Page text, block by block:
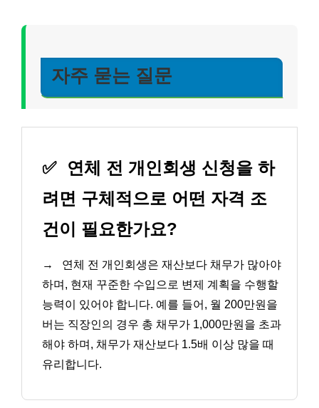
자주 묻는 질문
✅
연체 전 개인회생 신청을 하
려면 구체적으로 어떤 자격 조
건이 필요한가요?
→
연체 전 개인회생은 재산보다 채무가 많아야
하며, 현재 꾸준한 수입으로 변제 계획을 수행할
능력이 있어야 합니다. 예를 들어, 월 200만원을
버는 직장인의 경우 총 채무가 1,000만원을 초과
해야 하며, 채무가 재산보다 1.5배 이상 많을 때
유리합니다.